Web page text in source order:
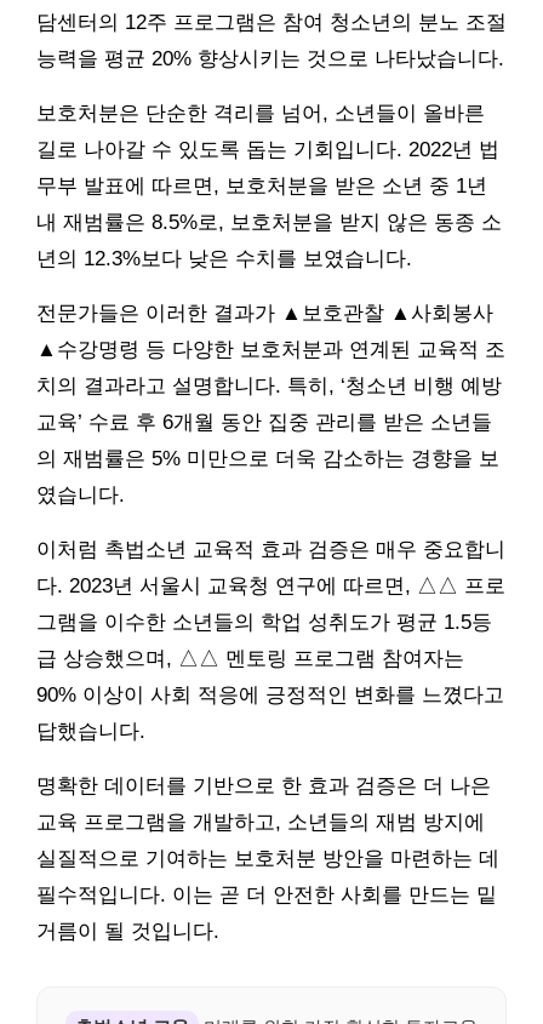
담센터의 12주 프로그램은 참여 청소년의 분노 조절
능력을 평균 20% 향상시키는 것으로 나타났습니다.
보호처분은 단순한 격리를 넘어, 소년들이 올바른
길로 나아갈 수 있도록 돕는 기회입니다. 2022년 법
무부 발표에 따르면, 보호처분을 받은 소년 중 1년
내 재범률은 8.5%로, 보호처분을 받지 않은 동종 소
년의 12.3%보다 낮은 수치를 보였습니다.
전문가들은 이러한 결과가 ▲보호관찰 ▲사회봉사
▲수강명령 등 다양한 보호처분과 연계된 교육적 조
치의 결과라고 설명합니다. 특히, ‘청소년 비행 예방
교육’ 수료 후 6개월 동안 집중 관리를 받은 소년들
의 재범률은 5% 미만으로 더욱 감소하는 경향을 보
였습니다.
이처럼 촉법소년 교육적 효과 검증은 매우 중요합니
다. 2023년 서울시 교육청 연구에 따르면, △△ 프로
그램을 이수한 소년들의 학업 성취도가 평균 1.5등
급 상승했으며, △△ 멘토링 프로그램 참여자는
90% 이상이 사회 적응에 긍정적인 변화를 느꼈다고
답했습니다.
명확한 데이터를 기반으로 한 효과 검증은 더 나은
교육 프로그램을 개발하고, 소년들의 재범 방지에
실질적으로 기여하는 보호처분 방안을 마련하는 데
필수적입니다. 이는 곧 더 안전한 사회를 만드는 밑
거름이 될 것입니다.